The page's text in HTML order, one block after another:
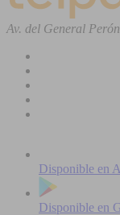
Av. del General
Disponible en
Disponible en